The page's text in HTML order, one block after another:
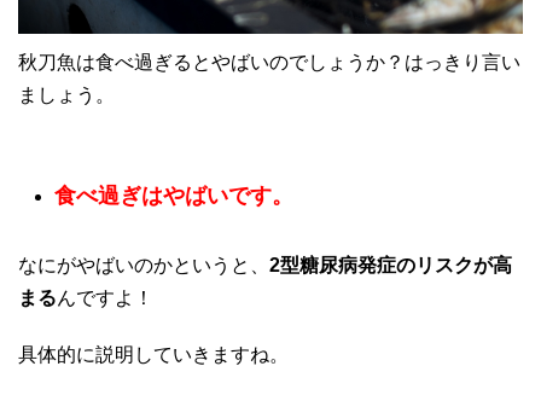
秋刀魚は食べ過ぎるとやばいのでしょうか？はっきり言い
ましょう。
食べ過ぎはやばいです。
なにがやばいのかというと、 2型糖尿病発症のリスクが高
まるんですよ！
具体的に説明していきますね。